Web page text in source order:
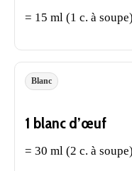
= 15 ml (1 c. à
Blanc
1 blanc d’œuf
= 30 ml (2 c. à